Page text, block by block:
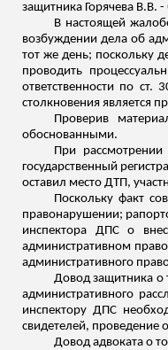
защитника Горячева В.В.
В настоящей
возбуждении дела об
тот же день; поскольку
проводить
ответственности по
столкновения является
Проверив
обоснованными.
При
государственный
оставил место ДТП,
Поскольку факт
правонарушении;
инспектора ДПС о
административном
административного
Довод защитника о
административного
инспектору ДПС
свидетелей, проведение
Довод адвоката о